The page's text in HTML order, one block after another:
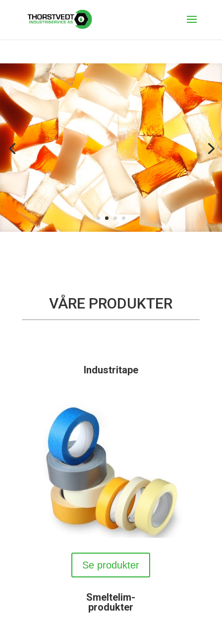
Thorstvedt Industriservice
AS
Vi leverer smeltelim til
konkurransedyktige
priser
VÅRE PRODUKTER
Industritape
Se produkter
Smeltelim-
produkter